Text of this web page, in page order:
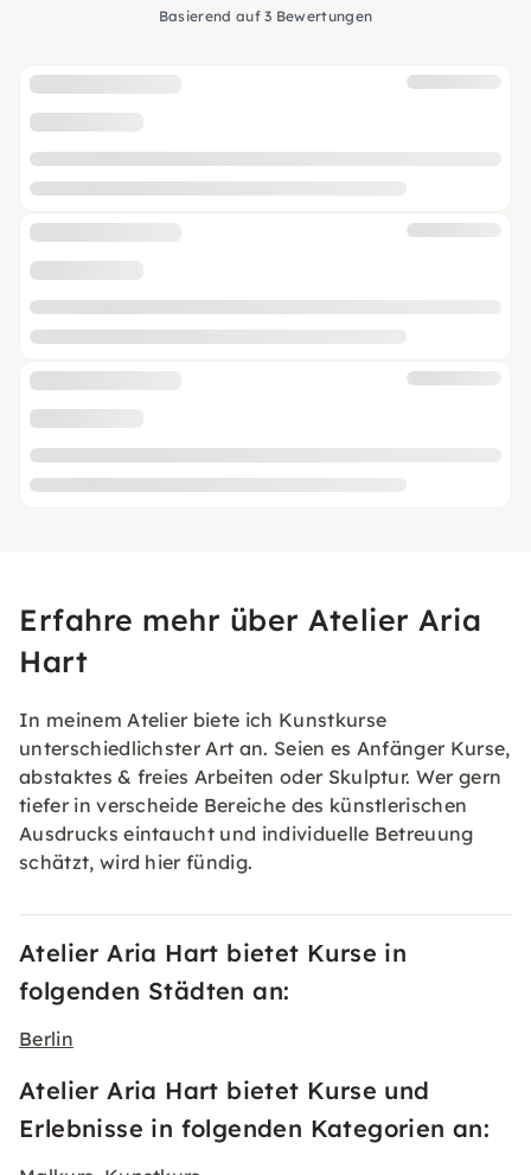
Basierend auf 3 Bewertungen
Erfahre mehr über Atelier Aria
Hart
In meinem Atelier biete ich Kunstkurse
unterschiedlichster Art an. Seien es Anfänger Kurse,
abstaktes & freies Arbeiten oder Skulptur. Wer gern
tiefer in verscheide Bereiche des künstlerischen
Ausdrucks eintaucht und individuelle Betreuung
schätzt, wird hier fündig.
Atelier Aria Hart bietet Kurse in
folgenden Städten an:
Berlin
Atelier Aria Hart bietet Kurse und
Erlebnisse in folgenden Kategorien an: